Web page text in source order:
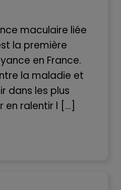
maculaire liée
la première
en France.
la maladie et
dans les plus
ralentir l [...]